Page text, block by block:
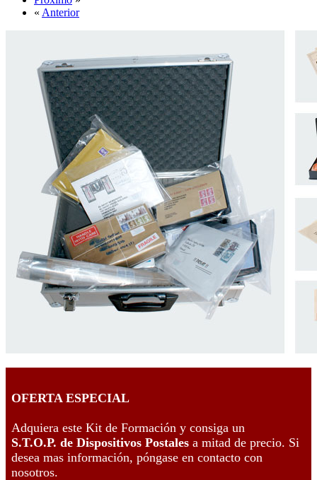
« Anterior
OFERTA ESPECIAL
Adquiera este Kit de Formación y consiga un
S.T.O.P. de Dispositivos Postales a mitad de precio. Si
desea mas información, póngase en contacto con
nosotros.